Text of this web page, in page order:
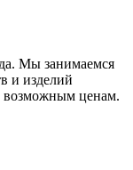
Мы занимаемся
и изделий
возможным ценам.